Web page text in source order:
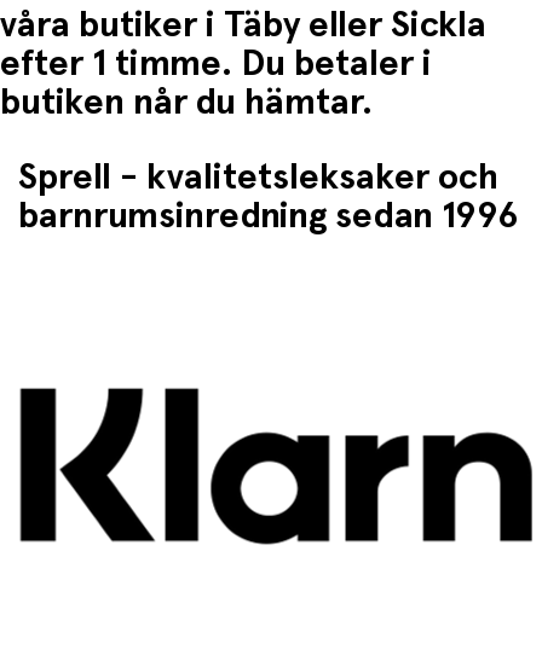
våra butiker i Täby eller Sickla
efter 1 timme. Du betaler i
butiken når du hämtar.
Sprell - kvalitetsleksaker och
barnrumsinredning sedan 1996